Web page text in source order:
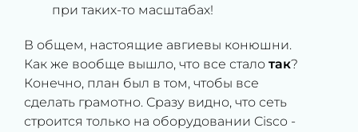
при таких-то масштабах!
В общем, настоящие авгиевы конюшни.
Как же вообще вышло, что все стало так?
Конечно, план был в том, чтобы все
сделать грамотно. Сразу видно, что сеть
строится только на оборудовании Cisco -